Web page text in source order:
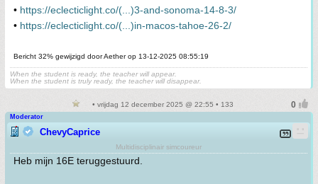
• https://eclecticlight.co/(...)3-and-sonoma-14-8-3/
• https://eclecticlight.co/(...)in-macos-tahoe-26-2/
Bericht 32% gewijzigd door Aether op 13-12-2025 08:55:19
When the student is ready, the teacher will appear.
When the student is truly ready, the teacher will disappear.
• vrijdag 12 december 2025 @ 22:55 • 133
Moderator
ChevyCaprice
Multidisciplinair simcoureur
Heb mijn 16E teruggestuurd.